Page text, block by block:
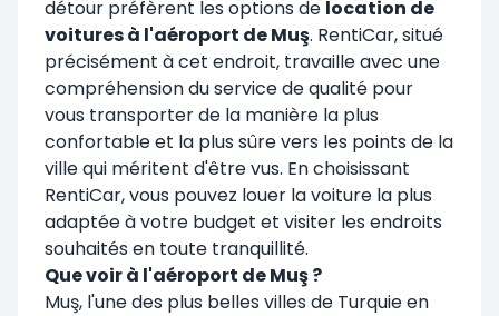
détour préfèrent les options de location de
voitures à l'aéroport de Muş. RentiCar, situé
précisément à cet endroit, travaille avec une
compréhension du service de qualité pour
vous transporter de la manière la plus
confortable et la plus sûre vers les points de la
ville qui méritent d'être vus. En choisissant
RentiCar, vous pouvez louer la voiture la plus
adaptée à votre budget et visiter les endroits
souhaités en toute tranquillité.
Que voir à l'aéroport de Muş ?
Muş, l'une des plus belles villes de Turquie en